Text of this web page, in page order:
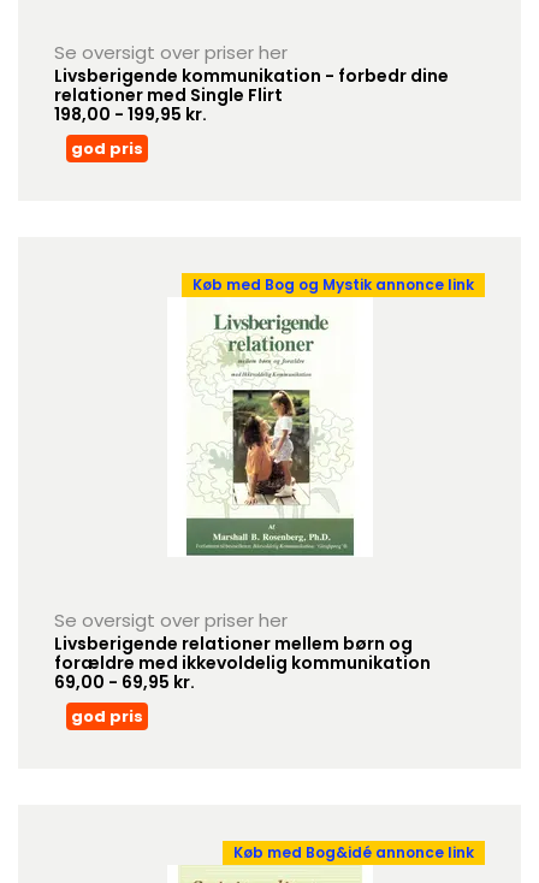
Se oversigt over priser her
Livsberigende kommunikation - forbedr dine
relationer med Single Flirt
198,00 - 199,95 kr.
god pris
Køb med Bog og Mystik annonce link
Se oversigt over priser her
Livsberigende relationer mellem børn og
forældre med ikkevoldelig kommunikation
69,00 - 69,95 kr.
god pris
Køb med Bog&idé annonce link